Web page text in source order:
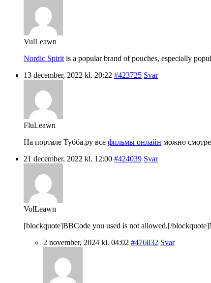
VulLeawn
Nordic Spirit is a popular brand of pouches, especially
13 december, 2022 kl. 20:22 #423725 Svar
FluLeawn
На портале Тубба.ру все фильмы онлайн можно
21 december, 2022 kl. 12:00 #424039 Svar
VolLeawn
[blockquote]BBCode you used is not allowed.[/
2 november, 2024 kl. 04:02 #476032 Svar